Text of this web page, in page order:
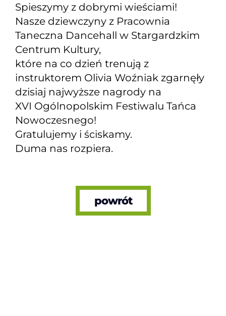
Spieszymy z dobrymi wieściami!
Nasze dziewczyny z Pracownia
Taneczna Dancehall w Stargardzkim
Centrum Kultury,
które na co dzień trenują z
instruktorem Olivia Woźniak zgarnęły
dzisiaj najwyższe nagrody na
XVI Ogólnopolskim Festiwalu Tańca
Nowoczesnego!
Gratulujemy i ściskamy.
Duma nas rozpiera.
powrót